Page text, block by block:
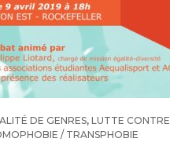
DE GENRES, LUTTE CONTRE
/ TRANSPHOBIE